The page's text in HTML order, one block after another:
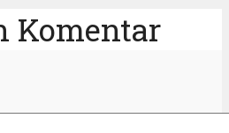
Komentar